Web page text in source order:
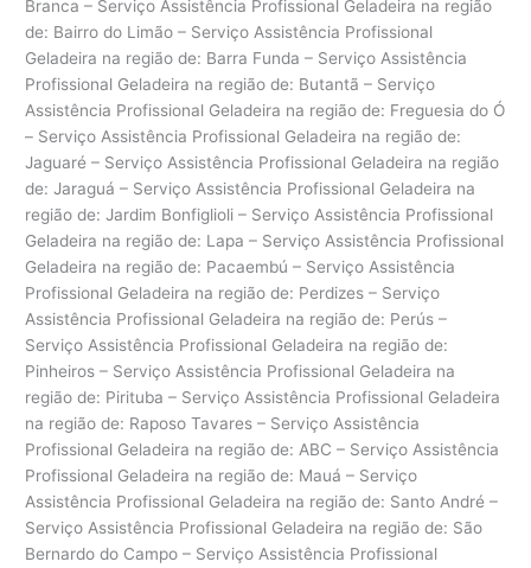
Branca – Serviço Assistência Profissional Geladeira na região
de: Bairro do Limão – Serviço Assistência Profissional
Geladeira na região de: Barra Funda – Serviço Assistência
Profissional Geladeira na região de: Butantã – Serviço
Assistência Profissional Geladeira na região de: Freguesia do Ó
– Serviço Assistência Profissional Geladeira na região de:
Jaguaré – Serviço Assistência Profissional Geladeira na região
de: Jaraguá – Serviço Assistência Profissional Geladeira na
região de: Jardim Bonfiglioli – Serviço Assistência Profissional
Geladeira na região de: Lapa – Serviço Assistência Profissional
Geladeira na região de: Pacaembú – Serviço Assistência
Profissional Geladeira na região de: Perdizes – Serviço
Assistência Profissional Geladeira na região de: Perús –
Serviço Assistência Profissional Geladeira na região de:
Pinheiros – Serviço Assistência Profissional Geladeira na
região de: Pirituba – Serviço Assistência Profissional Geladeira
na região de: Raposo Tavares – Serviço Assistência
Profissional Geladeira na região de: ABC – Serviço Assistência
Profissional Geladeira na região de: Mauá – Serviço
Assistência Profissional Geladeira na região de: Santo André –
Serviço Assistência Profissional Geladeira na região de: São
Bernardo do Campo – Serviço Assistência Profissional